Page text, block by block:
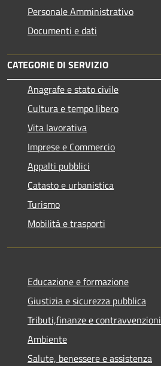
Personale Amministrativo
Documenti e dati
CATEGORIE DI SERVIZIO
Anagrafe e stato civile
Cultura e tempo libero
Vita lavorativa
Imprese e Commercio
Appalti pubblici
Catasto e urbanistica
Turismo
Mobilità e trasporti
Educazione e formazione
Giustizia e sicurezza pubblica
Tributi,finanze e contravvenzioni
Ambiente
Salute, benessere e assistenza